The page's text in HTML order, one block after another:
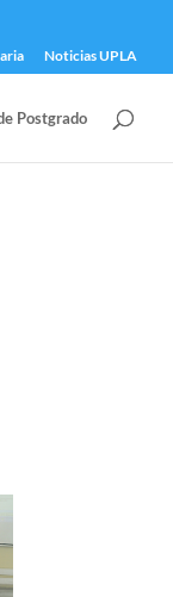
Noticias UPLA
Postgrado